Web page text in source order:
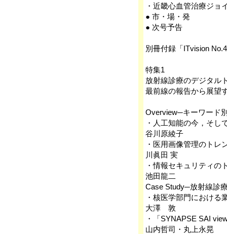
・近畿心血管治療ジョ
● 市・場・発
● 次号予告
別冊付録「ITvision
特集1
放射線診療のデジタル
最前線の報告から展望
Overview─キーワード
・人工知能の今，そし
谷川原綾子
・医用画像管理のトレ
川眞田 実
・情報セキュリティの
池田龍二
Case Study─放射線診
・核医学部門における
大澤 敦
・「SYNAPSE SAI
山内哲司・丸上永晃